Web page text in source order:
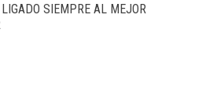
SIEMPRE AL MEJOR